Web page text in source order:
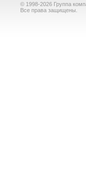
© 1998-2026 Группа
Все права защищены.